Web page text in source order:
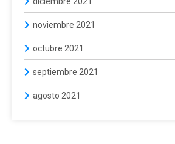
noviembre 2021
octubre 2021
septiembre 2021
agosto 2021